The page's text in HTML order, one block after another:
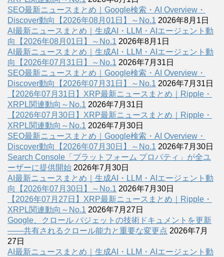
SEO最新ニュースまとめ｜Google検索・AI Overview・
Discover動向【2026年08月01日】～No.1 2026年8月1日
AI最新ニュースまとめ｜生成AI・LLM・AIエージェント動
向【2026年08月01日】～No.1 2026年8月1日
AI最新ニュースまとめ｜生成AI・LLM・AIエージェント動
向【2026年07月31日】～No.1 2026年7月31日
SEO最新ニュースまとめ｜Google検索・AI Overview・
Discover動向【2026年07月31日】～No.1 2026年7月31日
【2026年07月31日】XRP最新ニュースまとめ｜Ripple・
XRPL関連動向～No.1 2026年7月31日
【2026年07月30日】XRP最新ニュースまとめ｜Ripple・
XRPL関連動向～No.1 2026年7月30日
SEO最新ニュースまとめ｜Google検索・AI Overview・
Discover動向【2026年07月30日】～No.1 2026年7月30日
Search Console「プラットフォーム プロパティ」が全ユ
ーザーに提供開始 2026年7月30日
AI最新ニュースまとめ｜生成AI・LLM・AIエージェント動
向【2026年07月30日】～No.1 2026年7月30日
【2026年07月27日】XRP最新ニュースまとめ｜Ripple・
XRPL関連動向～No.1 2026年7月27日
Google、クロール バジェットの技術ドキュメントを更新
――共有されるクロール能力と重要な変更点 2026年7月
27日
AI最新ニュースまとめ｜生成AI・LLM・AIエージェント動